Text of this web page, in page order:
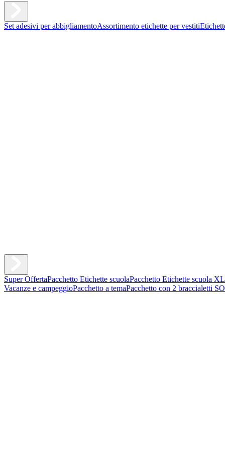
Set adesivi per abbigliamentoAssortimento etichette per vestiti
Super OffertaPacchetto Etichette scuolaPacchetto Etichette scuola XL
Vacanze e campeggioPacchetto a temaPacchetto con 2 braccialetti